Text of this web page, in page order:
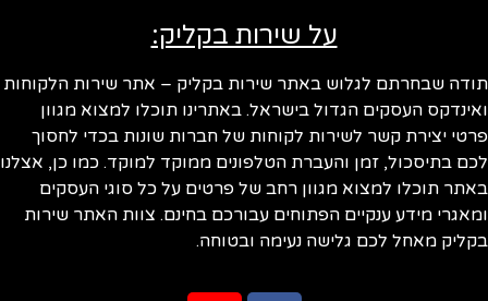
על שירות בקליק:
שבחרתם לגלוש באתר שירות בקליק – אתר שירות הלקוחות
העסקים הגדול בישראל. באתרינו תוכלו למצוא מגוון
יצירת קשר לשירות לקוחות של חברות שונות בכדי לחסוך
בתיסכול, זמן והעברת הטלפונים ממוקד למוקד. כמו כן, אצלנו
תוכלו למצוא מגוון רחב של פרטים על כל סוגי העסקים
מידע ענקיים הפתוחים עבורכם בחינם. צוות האתר שירות
מאחל לכם גלישה נעימה ובטוחה.